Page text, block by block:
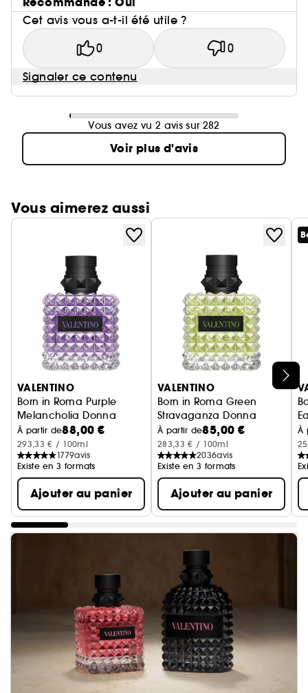
Cet avis vous a-t-il été utile ?
0 0
Signaler ce contenu
Vous avez vu 2 avis sur 282
Voir plus d'avis
Vous aimerez aussi
Ignorer le carrousel produits
VALENTINO
Born in Roma Purple
Melancholia Donna
Eau de Parfum Pour Femme Chyprée Fruitée
À partir de88,00 €
293,33 € / 100ml
1779avis
Existe en 3 formats
Ajouter au panier
VALENTINO
Born in Roma Green
Stravaganza Donna
Eau de Parfum pour femme
À partir de85,00 €
283,33 € / 100ml
2036avis
Existe en 3 formats
Ajouter au panier
À